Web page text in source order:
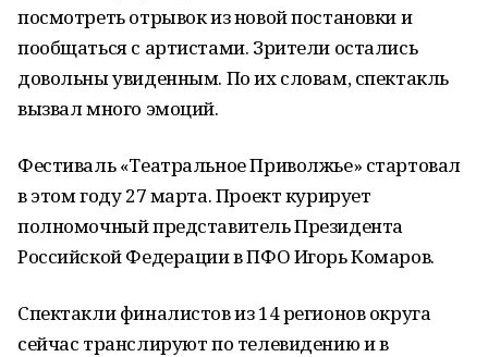
посмотреть отрывок из новой постановки и
пообщаться с артистами. Зрители остались
довольны увиденным. По их словам, спектакль
вызвал много эмоций.
Фестиваль «Театральное Приволжье» стартовал
в этом году 27 марта. Проект курирует
полномочный представитель Президента
Российской Федерации в ПФО Игорь Комаров.
Спектакли финалистов из 14 регионов округа
сейчас транслируют по телевидению и в